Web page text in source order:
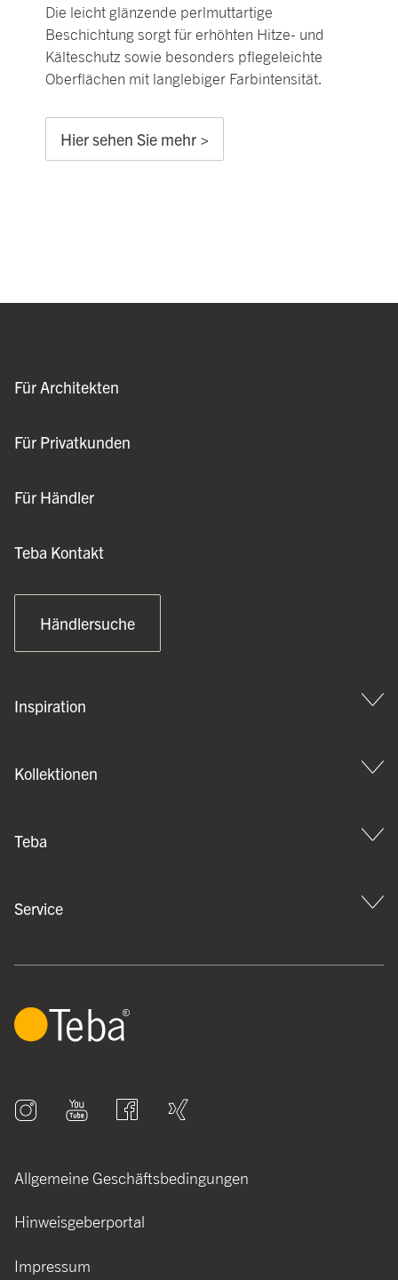
Die leicht glänzende perlmuttartige
Beschichtung sorgt für erhöhten Hitze- und
Kälteschutz sowie besonders pflegeleichte
Oberflächen mit langlebiger Farbintensität.
Hier sehen Sie mehr >
Für Architekten
Für Privatkunden
Für Händler
Teba Kontakt
Händlersuche
Inspiration
Kollektionen
Teba
Service
Allgemeine Geschäftsbedingungen
Hinweisgeberportal
Impressum